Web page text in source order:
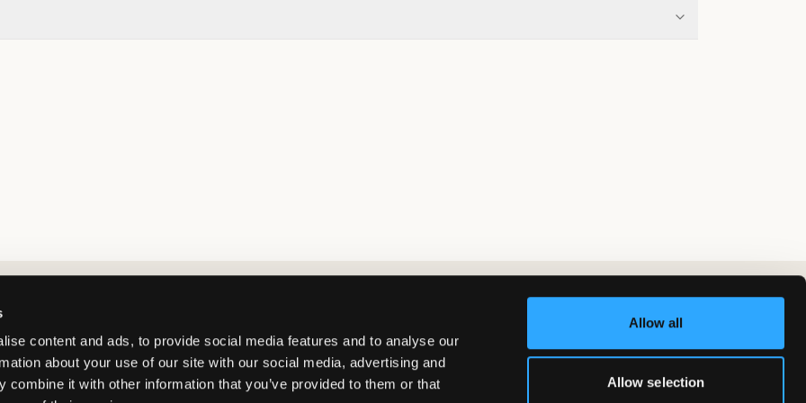
content and ads, to provide social media features and to analyse our
about your use of our site with our social media, advertising and
combine it with other information that you’ve provided to them or that
Allow all
Allow selection